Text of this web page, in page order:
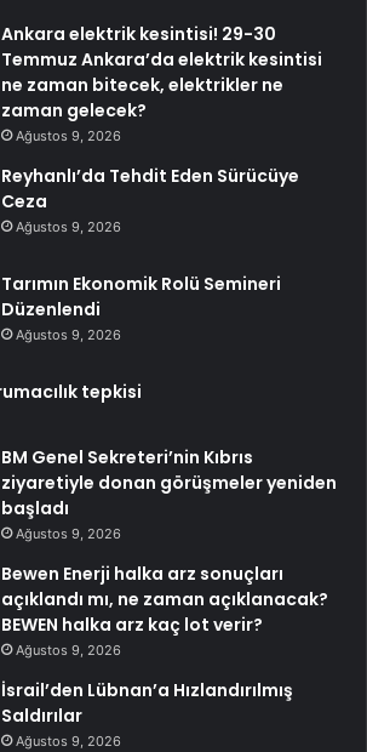
Ankara elektrik kesintisi! 29-30
Temmuz Ankara’da elektrik kesintisi
ne zaman bitecek, elektrikler ne
zaman gelecek?
Ağustos 9, 2026
Reyhanlı’da Tehdit Eden Sürücüye
Ceza
Ağustos 9, 2026
Tarımın Ekonomik Rolü Semineri
Düzenlendi
Ağustos 9, 2026
tepkisi
BM Genel Sekreteri’nin Kıbrıs
ziyaretiyle donan görüşmeler yeniden
başladı
Ağustos 9, 2026
Bewen Enerji halka arz sonuçları
açıklandı mı, ne zaman açıklanacak?
BEWEN halka arz kaç lot verir?
Ağustos 9, 2026
İsrail’den Lübnan’a Hızlandırılmış
Saldırılar
Ağustos 9, 2026